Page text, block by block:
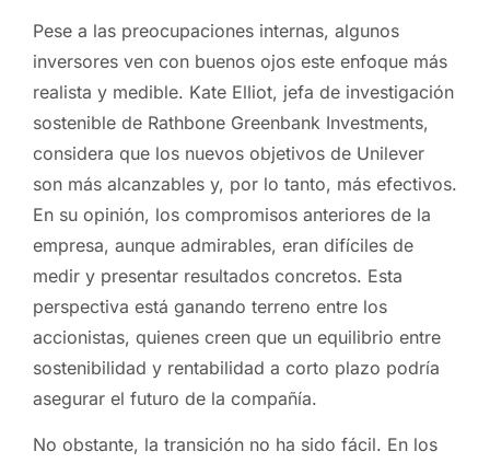
Pese a las preocupaciones internas, algunos
inversores ven con buenos ojos este enfoque más
realista y medible. Kate Elliot, jefa de investigación
sostenible de Rathbone Greenbank Investments,
considera que los nuevos objetivos de Unilever
son más alcanzables y, por lo tanto, más efectivos.
En su opinión, los compromisos anteriores de la
empresa, aunque admirables, eran difíciles de
medir y presentar resultados concretos. Esta
perspectiva está ganando terreno entre los
accionistas, quienes creen que un equilibrio entre
sostenibilidad y rentabilidad a corto plazo podría
asegurar el futuro de la compañía.
No obstante, la transición no ha sido fácil. En los